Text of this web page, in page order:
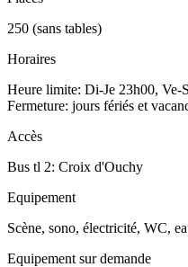
250 (sans tables)
Horaires
Heure limite: Di-Je 23h00, Ve-
Fermeture: jours fériés et
Accès
Bus tl 2: Croix d'Ouchy
Equipement
Scène, sono, électricité, WC,
Equipement sur demande